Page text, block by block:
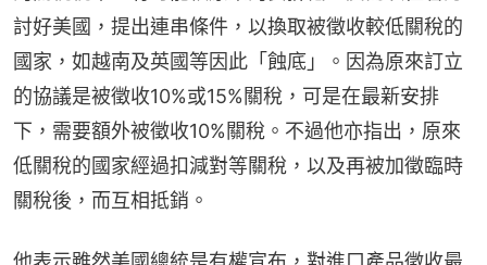
討好美國，提出連串條件，以換取被徵收較低關稅的
國家，如越南及英國等因此「蝕底」。因為原來訂立
的協議是被徵收10%或15%關稅，可是在最新安排
下，需要額外被徵收10%關稅。不過他亦指出，原來
低關稅的國家經過扣減對等關稅，以及再被加徵臨時
關稅後，而互相抵銷。